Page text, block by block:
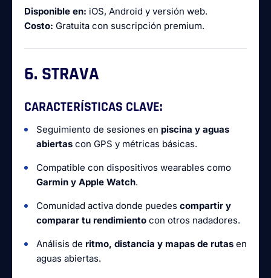
Disponible en: iOS, Android y versión web.
Costo: Gratuita con suscripción premium.
6. STRAVA
CARACTERÍSTICAS CLAVE:
Seguimiento de sesiones en piscina y aguas
abiertas con GPS y métricas básicas.
Compatible con dispositivos wearables como
Garmin y Apple Watch.
Comunidad activa donde puedes compartir y
comparar tu rendimiento con otros nadadores.
Análisis de ritmo, distancia y mapas de rutas en
aguas abiertas.